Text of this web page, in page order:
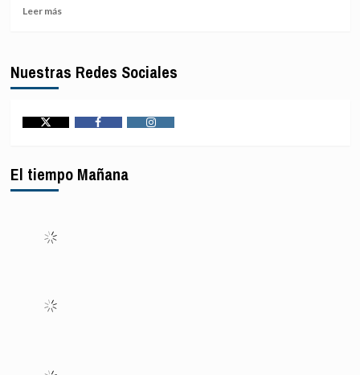
proteger
la
en
(Brasil)
Leer másLeer
el
emergencia
en
Británica
Nuestras Redes Sociales
El tiempo Mañana